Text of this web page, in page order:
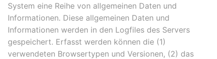
System eine Reihe von allgemeinen Daten und
Informationen. Diese allgemeinen Daten und
Informationen werden in den Logfiles des Servers
gespeichert. Erfasst werden können die (1)
verwendeten Browsertypen und Versionen, (2) das